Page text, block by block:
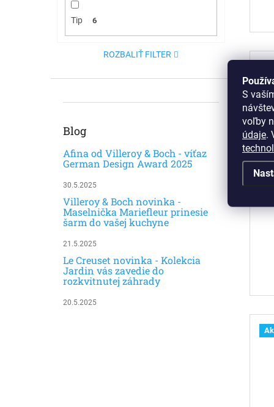
S
voľby
údaje.
Tip 6
ROZBALIŤ FILTER
Blog
Afina od Villeroy & Boch - víťaz
German Design Award 2025
30.5.2025
Villeroy & Boch novinka -
Maselnička Mariefleur prinesie
šarm do vašej kuchyne
21.5.2025
Le Creuset novinka - Kolekcia
Jardin vás zavedie do
rozkvitnutej záhrady
20.5.2025